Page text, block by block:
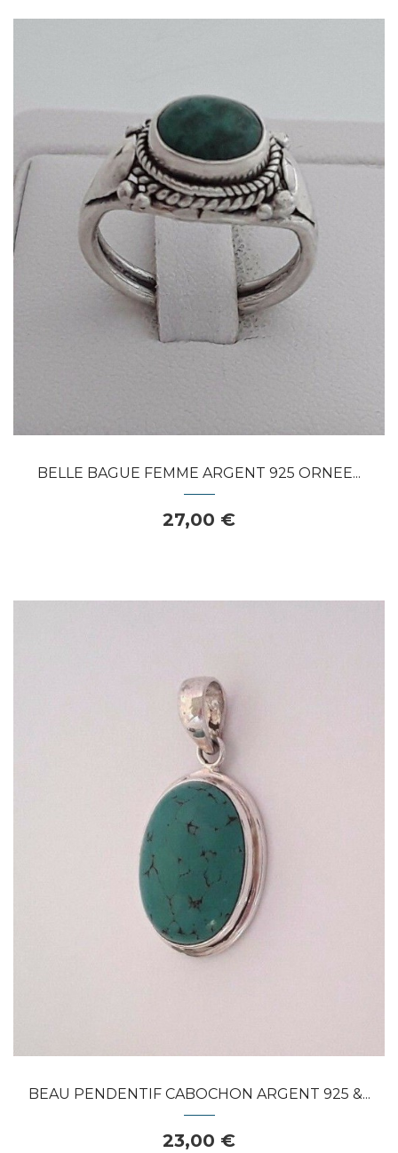
APERÇU RAPIDE
BELLE BAGUE FEMME ARGENT 925 ORNEE...
27,00 €
Dans mon panier
APERÇU RAPIDE
BEAU PENDENTIF CABOCHON ARGENT 925 &...
23,00 €